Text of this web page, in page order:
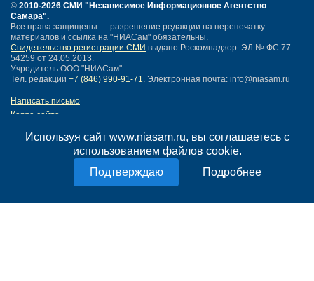
Используя сайт www.niasam.ru, вы соглашаетесь с
использованием файлов cookie.
Подробнее
© 2010-2026 СМИ "Независимое Информационное Агентство
Самара".
Все права защищены — разрешение редакции на перепечатку
материалов и ссылка на "НИАСам" обязательны.
Свидетельство регистрации СМИ выдано Роскомнадзор: ЭЛ № ФС 77 -
54259 от 24.05.2013.
Учредитель ООО "НИАСам".
Тел. редакции +7 (846) 990-91-71. Электронная почта: info@niasam.ru
Написать письмо
Карта сайта
Политика конфиденциальности
Согласие на обработку персональных данных